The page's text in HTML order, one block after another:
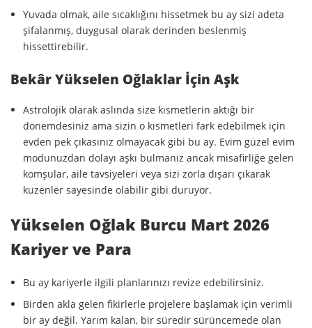
Yuvada olmak, aile sıcaklığını hissetmek bu ay sizi adeta
şifalanmış, duygusal olarak derinden beslenmiş
hissettirebilir.
Bekâr Yükselen Oğlaklar İçin Aşk
Astrolojik olarak aslında size kısmetlerin aktığı bir
dönemdesiniz ama sizin o kısmetleri fark edebilmek için
evden pek çıkasınız olmayacak gibi bu ay. Evim güzel evim
modunuzdan dolayı aşkı bulmanız ancak misafirliğe gelen
komşular, aile tavsiyeleri veya sizi zorla dışarı çıkarak
kuzenler sayesinde olabilir gibi duruyor.
Yükselen Oğlak Burcu Mart 2026
Kariyer ve Para
Bu ay kariyerle ilgili planlarınızı revize edebilirsiniz.
Birden akla gelen fikirlerle projelere başlamak için verimli
bir ay değil. Yarım kalan, bir süredir sürüncemede olan